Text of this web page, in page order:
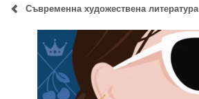
Съвременна художествена литература